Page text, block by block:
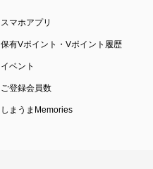
スマホアプリ
保有Vポイント・Vポイント履歴
イベント
ご登録会員数
しまうまMemories